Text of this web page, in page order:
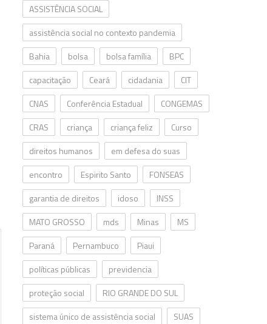
ASSISTÊNCIA SOCIAL
assistência social no contexto pandemia
Bahia
bolsa bolsa família
BPC
capacitação
Ceará cidadania
CIT
CNAS
Conferência Estadual
CONGEMAS
CRAS
criança criança feliz
Curso
direitos humanos
em defesa do suas
encontro
Espirito Santo
FONSEAS
garantia de direitos
idoso
INSS
MATO GROSSO
mds Minas
MS
Paraná
Pernambuco
Piaui
políticas públicas
previdencia
proteção social
RIO GRANDE DO SUL
sistema único de assistência social
SUAS